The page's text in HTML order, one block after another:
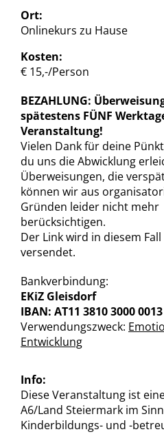
Ort:
Onlinekurs zu Hause
Kosten:
€ 15,-/Person
BEZAHLUNG:
spätestens FÜNF
Veranstaltung!
Vielen Dank für deine
du uns die Abwicklung
Überweisungen, die
können wir aus
Gründen leider nicht mehr
berücksichtigen.
Der Link wird in diesem Fall
versendet.
Bankverbindung:
EKiZ Gleisdorf
IBAN: AT11 3810 3000
Verwendungszweck:
Entwicklung
Info:
Diese Veranstaltung ist
A6/Land Steiermark im
Kinderbildungs- und -